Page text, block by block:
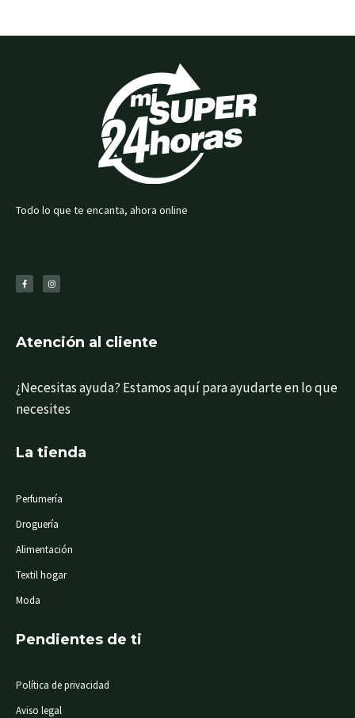
Todo lo que te encanta, ahora online
c
e
b
s
t
a
Atención al cliente
¿Necesitas ayuda? Estamos aquí para ayudarte en lo que
necesites
La tienda
Perfumería
Droguería
Alimentación
Textil hogar
Moda
Pendientes de ti
Política de privacidad
Aviso legal